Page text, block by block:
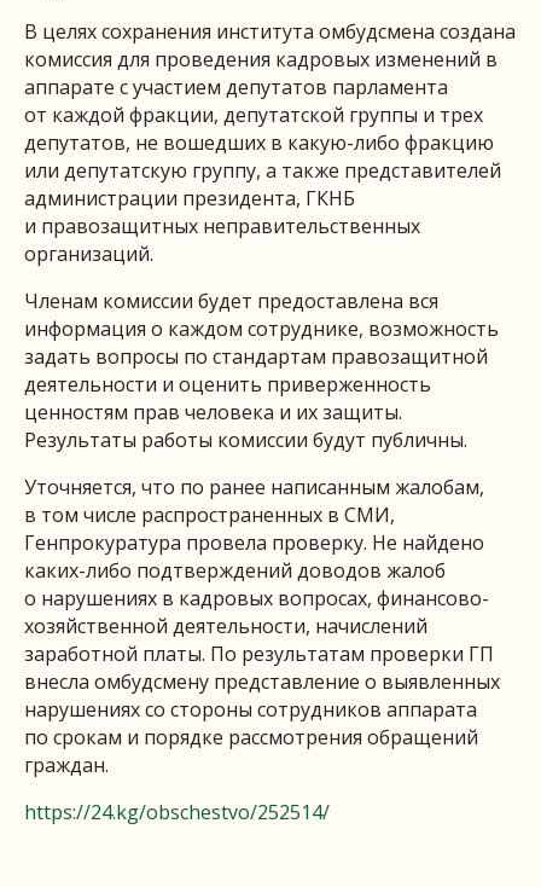
В целях сохранения института омбудсмена создана
комиссия для проведения кадровых изменений в
аппарате с участием депутатов парламента
от каждой фракции, депутатской группы и трех
депутатов, не вошедших в какую-либо фракцию
или депутатскую группу, а также представителей
администрации президента, ГКНБ
и правозащитных неправительственных
организаций.
Членам комиссии будет предоставлена вся
информация о каждом сотруднике, возможность
задать вопросы по стандартам правозащитной
деятельности и оценить приверженность
ценностям прав человека и их защиты.
Результаты работы комиссии будут публичны.
Уточняется, что по ранее написанным жалобам,
в том числе распространенных в СМИ,
Генпрокуратура провела проверку. Не найдено
каких-либо подтверждений доводов жалоб
о нарушениях в кадровых вопросах, финансово-
хозяйственной деятельности, начислений
заработной платы. По результатам проверки ГП
внесла омбудсмену представление о выявленных
нарушениях со стороны сотрудников аппарата
по срокам и порядке рассмотрения обращений
граждан.
https://24.kg/obschestvo/252514/